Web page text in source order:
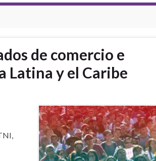
de comercio e
Latina y el Caribe